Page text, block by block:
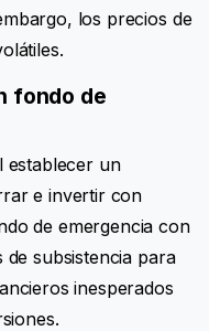
los precios de
fondo de
establecer un
e invertir con
de emergencia con
de subsistencia para
inesperados